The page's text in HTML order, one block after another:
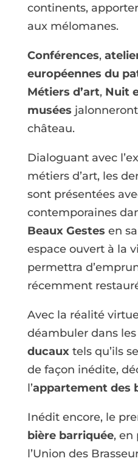
continents,
aux mélomanes.
Conférences,
européennes du
Métiers d’art, Nuit
musées
château.
Dialoguant avec
métiers d’art, les
sont présentées
contemporaines
Beaux Gestes en
espace ouvert à la
permettra
récemment
Avec la réalité
déambuler dans les
ducauxtels qu’ils
de façon inédite,
l’appartement des
Inédit encore, le
bière barriquée, en
l’Union des